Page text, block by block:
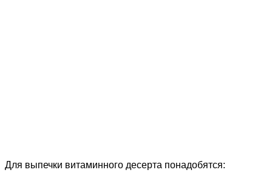
Для выпечки витаминного десерта понадобятся: